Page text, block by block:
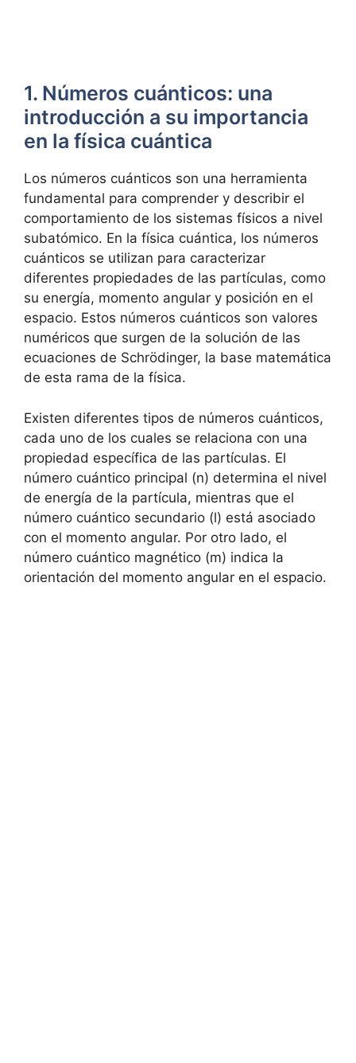
1. Números cuánticos: una
introducción a su importancia
en la física cuántica
Los números cuánticos son una herramienta
fundamental para comprender y describir el
comportamiento de los sistemas físicos a nivel
subatómico. En la física cuántica, los números
cuánticos se utilizan para caracterizar
diferentes propiedades de las partículas, como
su energía, momento angular y posición en el
espacio. Estos números cuánticos son valores
numéricos que surgen de la solución de las
ecuaciones de Schrödinger, la base matemática
de esta rama de la física.
Existen diferentes tipos de números cuánticos,
cada uno de los cuales se relaciona con una
propiedad específica de las partículas. El
número cuántico principal (n) determina el nivel
de energía de la partícula, mientras que el
número cuántico secundario (l) está asociado
con el momento angular. Por otro lado, el
número cuántico magnético (m) indica la
orientación del momento angular en el espacio.